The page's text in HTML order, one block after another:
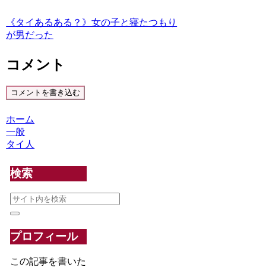
《タイあるある？》女の子と寝たつもり
が男だった
コメント
コメントを書き込む
ホーム
一般
タイ人
検索
プロフィール
この記事を書いた